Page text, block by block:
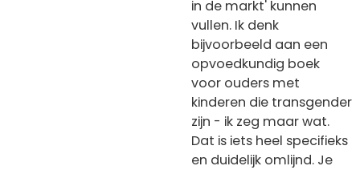
in de markt' kunnen
vullen. Ik denk
bijvoorbeeld aan een
opvoedkundig boek
voor ouders met
kinderen die transgender
zijn - ik zeg maar wat.
Dat is iets heel specifieks
en duidelijk omlijnd. Je